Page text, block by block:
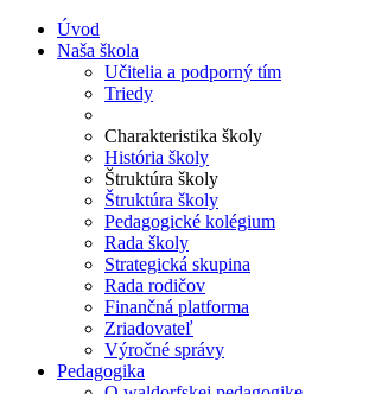
Úvod
Naša škola
Učitelia a podporný tím
Triedy
Charakteristika školy
História školy
Štruktúra školy
Štruktúra školy
Pedagogické kolégium
Rada školy
Strategická skupina
Rada rodičov
Finančná platforma
Zriadovateľ
Výročné správy
Pedagogika